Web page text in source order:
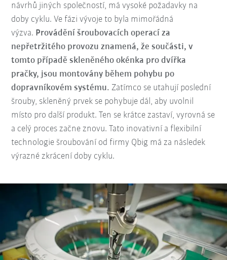
návrhů jiných společností, má vysoké požadavky na
doby cyklu. Ve fázi vývoje to byla mimořádná
výzva. Provádění šroubovacích operací za
nepřetržitého provozu znamená, že součásti, v
tomto případě skleněného okénka pro dvířka
pračky, jsou montovány během pohybu po
dopravníkovém systému. Zatímco se utahují poslední
šrouby, skleněný prvek se pohybuje dál, aby uvolnil
místo pro další produkt. Ten se krátce zastaví, vyrovná se
a celý proces začne znovu. Tato inovativní a flexibilní
technologie šroubování od firmy Qbig má za následek
výrazné zkrácení doby cyklu.